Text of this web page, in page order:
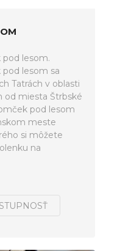
lesom.
lesom sa
Tatrách v oblasti
od miesta Štrbské
pod lesom
meste
si môžete
na